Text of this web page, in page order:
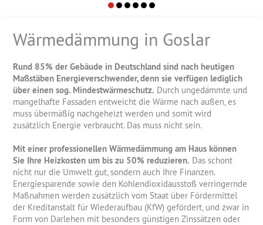
Wärmedämmung in Goslar
Rund 85% der Gebäude in Deutschland sind nach heutigen
Maßstäben Energieverschwender, denn sie verfügen lediglich
über einen sog. Mindestwärmeschutz. Durch ungedämmte und
mangelhafte Fassaden entweicht die Wärme nach außen, es
muss übermäßig nachgeheizt werden und somit wird
zusätzlich Energie verbraucht. Das muss nicht sein.
Mit einer professionellen Wärmedämmung am Haus können
Sie Ihre Heizkosten um bis zu 50% reduzieren. Das schont
nicht nur die Umwelt gut, sondern auch Ihre Finanzen.
Energiesparende sowie den Kohlendioxidausstoß verringernde
Maßnahmen werden zusätzlich vom Staat über Fördermittel
der Kreditanstalt für Wiederaufbau (KfW) gefördert, und zwar in
Form von Darlehen mit besonders günstigen Zinssätzen oder